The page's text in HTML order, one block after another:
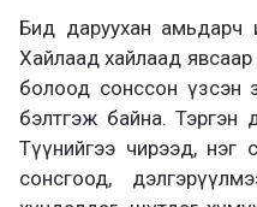
Бид даруухан амьдарч
Хайлаад хайлаад
болоод сонссон үзсэн
бэлтгэж байна. Тэргэн
Түүнийгээ чирээд, нэг
сонсгоод,